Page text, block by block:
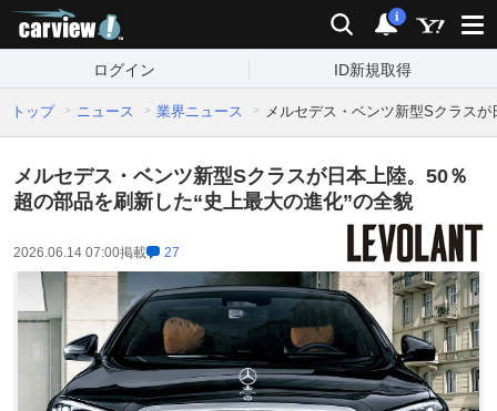
検索 通知
i
ログイン ID新規取得
トップ ニュース 業界ニュース メルセデス・ベンツ新型Sクラス
メルセデス・ベンツ新型Sクラスが日本上陸。50％
超の部品を刷新した“史上最大の進化”の全貌
2026.06.14 07:00掲載 27